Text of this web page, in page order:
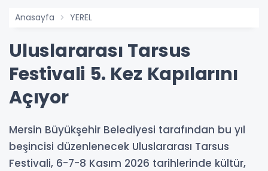
Anasayfa YEREL
Uluslararası Tarsus
Festivali 5. Kez Kapılarını
Açıyor
Mersin Büyükşehir Belediyesi tarafından bu yıl
beşincisi düzenlenecek Uluslararası Tarsus
Festivali, 6-7-8 Kasım 2026 tarihlerinde kültür,